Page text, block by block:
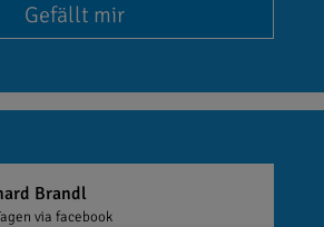
Gefällt mir
Brandl
via facebook